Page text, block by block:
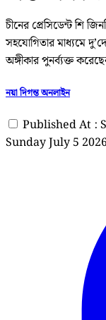
চীনের প্রেসিডেন্ট শি
সহযোগিতার মাধ্যমে
অঙ্গীকার পুনর্ব্যক্ত
নয়া দিগন্ত অনলাইন
Published At :
Sunday July 5